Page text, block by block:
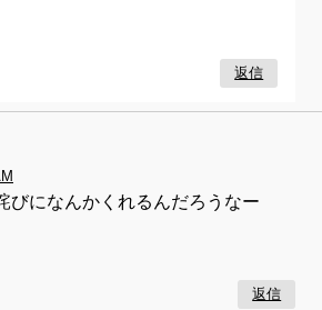
返信
びになんかくれるんだろうなー
返信